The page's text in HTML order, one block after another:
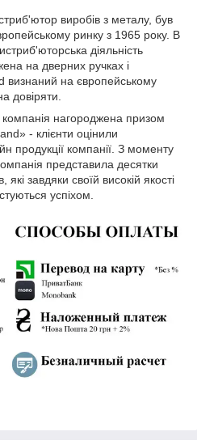
виробів з металу, був
ринку з 1965 року. В
діяльність
на дверних ручках і
визнаний на європейському
довіряти.
компанія нагороджена призом
- клієнти оцінили
продукції компанії. З моменту
представила десятки
завдяки своїй високій якості
успіхом.